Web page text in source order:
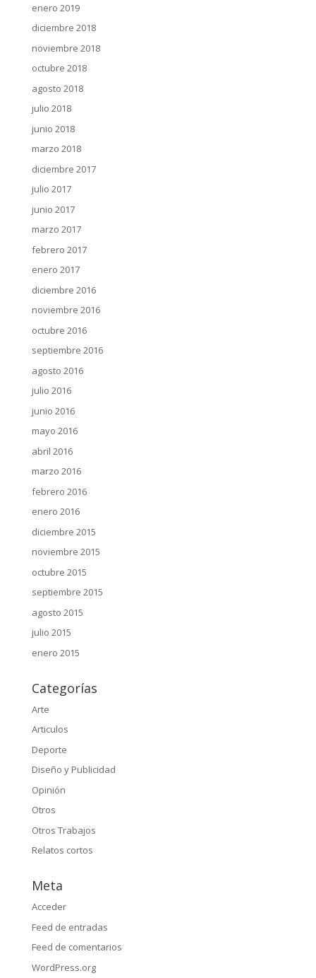
enero 2019
diciembre 2018
noviembre 2018
octubre 2018
agosto 2018
julio 2018
junio 2018
marzo 2018
diciembre 2017
julio 2017
junio 2017
marzo 2017
febrero 2017
enero 2017
diciembre 2016
noviembre 2016
octubre 2016
septiembre 2016
agosto 2016
julio 2016
junio 2016
mayo 2016
abril 2016
marzo 2016
febrero 2016
enero 2016
diciembre 2015
noviembre 2015
octubre 2015
septiembre 2015
agosto 2015
julio 2015
enero 2015
Categorías
Arte
Articulos
Deporte
Diseño y Publicidad
Opinión
Otros
Otros Trabajos
Relatos cortos
Meta
Acceder
Feed de entradas
Feed de comentarios
WordPress.org